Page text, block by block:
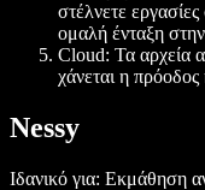
στέλνετε
ομαλή ένταξη
Cloud: Τα αρχεία
χάνεται η
Nessy
Ιδανικό για: Εκμάθηση